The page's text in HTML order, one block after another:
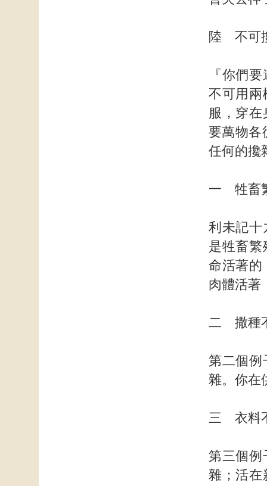
陸 不可
『你們
不可用兩
服，穿
要萬物各
任何的攙
一 牲畜
利未記十
是牲畜繁
命活著的
肉體活著
二 撒種
第二個例
雜。你在
三 衣料
第三個例
雜；活在